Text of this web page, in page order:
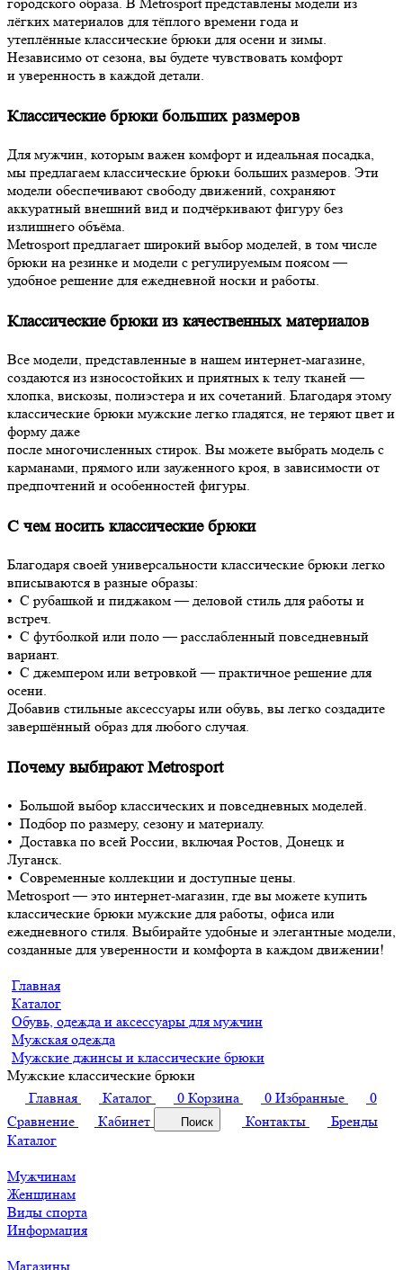
городского образа. В Metrosport представлены модели из
лёгких материалов для тёплого времени года и
утеплённые классические брюки для осени и зимы.
Независимо от сезона, вы будете чувствовать комфорт
и уверенность в каждой детали.
Классические брюки больших размеров
Для мужчин, которым важен комфорт и идеальная посадка,
мы предлагаем классические брюки больших размеров. Эти
модели обеспечивают свободу движений, сохраняют
аккуратный внешний вид и подчёркивают фигуру без
излишнего объёма.
Metrosport предлагает широкий выбор моделей, в том числе
брюки на резинке и модели с регулируемым поясом —
удобное решение для ежедневной носки и работы.
Классические брюки из качественных материалов
Все модели, представленные в нашем интернет-магазине,
создаются из износостойких и приятных к телу тканей —
хлопка, вискозы, полиэстера и их сочетаний. Благодаря этому
классические брюки мужские легко гладятся, не теряют цвет и
форму даже
после многочисленных стирок. Вы можете выбрать модель с
карманами, прямого или зауженного кроя, в зависимости от
предпочтений и особенностей фигуры.
С чем носить классические брюки
Благодаря своей универсальности классические брюки легко
вписываются в разные образы:
• С рубашкой и пиджаком — деловой стиль для работы и
встреч.
• С футболкой или поло — расслабленный повседневный
вариант.
• С джемпером или ветровкой — практичное решение для
осени.
Добавив стильные аксессуары или обувь, вы легко создадите
завершённый образ для любого случая.
Почему выбирают Metrosport
• Большой выбор классических и повседневных моделей.
• Подбор по размеру, сезону и материалу.
• Доставка по всей России, включая Ростов, Донецк и
Луганск.
• Современные коллекции и доступные цены.
Metrosport — это интернет-магазин, где вы можете купить
классические брюки мужские для работы, офиса или
ежедневного стиля. Выбирайте удобные и элегантные модели,
созданные для уверенности и комфорта в каждом движении!
Главная
Каталог
Обувь, одежда и аксессуары для мужчин
Мужская одежда
Мужские джинсы и классические брюки
Мужские классические брюки
Главная
Каталог 0 Корзина 0 Избранные
0
Сравнение
Кабинет Поиск Контакты
Бренды
Каталог
Мужчинам
Женщинам
Виды спорта
Информация
Магазины